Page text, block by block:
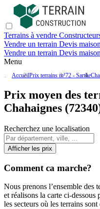
Terrains à vendre
Vendre un terrain Devis maison
Vendre un terrain Devis maison
Menu
AccueilPrix terrains m²72 - Sarthe
Prix moyen des
Chahaignes
Recherchez une localisation
Afficher les prix
Comment ca marche?
Nous prenons l’ensemble des
et réalisons la carte ci-dessous
les secteurs où les terrains